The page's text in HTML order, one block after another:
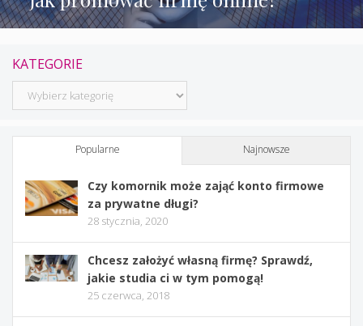
KATEGORIE
Kategorie
Popularne Najnowsze
Czy komornik może zająć konto firmowe
za prywatne długi?
28 stycznia, 2020
Chcesz założyć własną firmę? Sprawdź,
jakie studia ci w tym pomogą!
25 czerwca, 2018